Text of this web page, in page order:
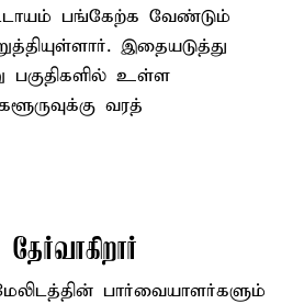
பங்கேற்க வேண்டும்
இதையடுத்து
பகுதிகளில் உள்ள
வரத்
பார்வையாளர்களும்